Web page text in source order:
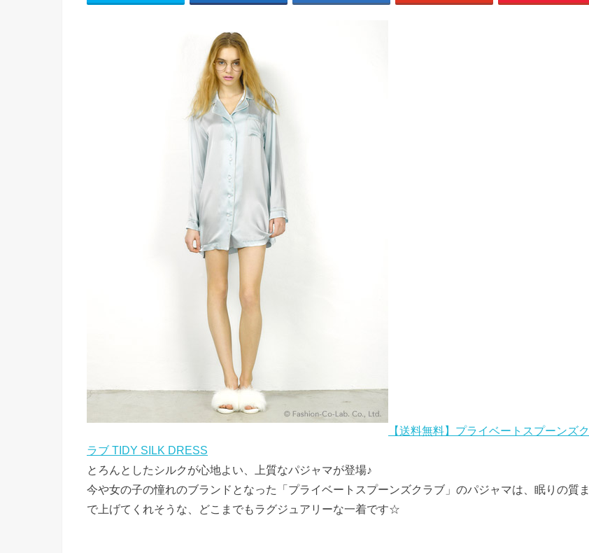
【送料無料】プライベートスプーンズク
ラブ TIDY SILK DRESS
とろんとしたシルクが心地よい、上質なパジャマが登場♪
今や女の子の憧れのブランドとなった「プライベートスプーンズクラブ」のパジャマは、眠りの質ま
で上げてくれそうな、どこまでもラグジュアリーな一着です☆